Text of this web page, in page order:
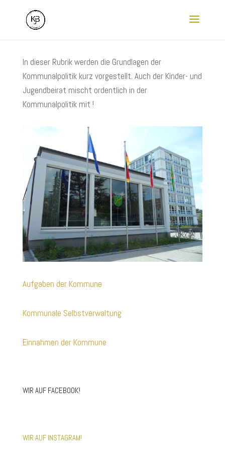
In dieser Rubrik werden die Grundlagen der
Kommunalpolitik kurz vorgestellt. Auch der Kinder- und
Jugendbeirat mischt ordentlich in der
Kommunalpolitik mit !
Aufgaben der Kommune
Kommunale Selbstverwaltung
Einnahmen der Kommune
WIR AUF FACEBOOK!
WIR AUF INSTAGRAM!